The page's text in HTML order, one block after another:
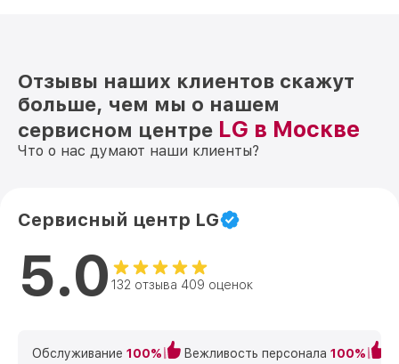
Отзывы наших клиентов скажут
больше, чем мы о нашем
сервисном центре LG в Москве
Что о нас думают наши клиенты?
Сервисный центр LG
5.0 132 отзыва 409 оценок
Обслуживание 100% Вежливость персонала 100%